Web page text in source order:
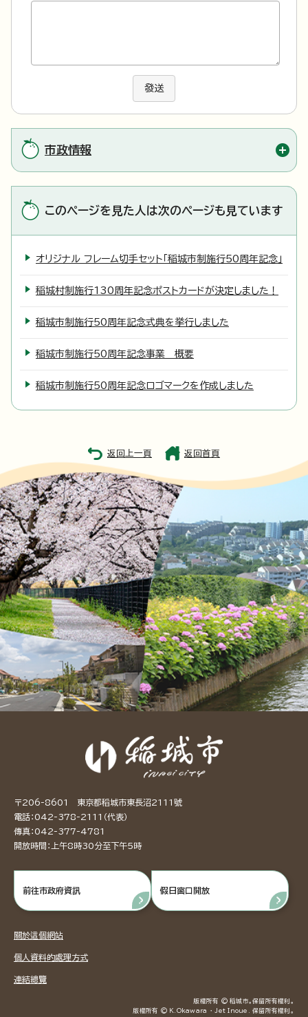
發送
市政情報
このページを見た人は次のページも見ています
オリジナル フレーム切手セット「稲城市制施行50周年記念」
稲城村制施行130周年記念ポストカードが決定しました！
稲城市制施行50周年記念式典を挙行しました
稲城市制施行50周年記念事業 概要
稲城市制施行50周年記念ロゴマークを作成しました
返回上一頁 返回首頁
〒206-8601 東京都稻城市東長沼2111號
電話：042-378-2111（代表）
傳真：042-377-4781
開放時間：上午8時30分至下午5時
前往市政府資訊 假日窗口開放
關於這個網站
個人資料的處理方式
連結總覽
版權所有 © 稻城市。保留所有權利。
版權所有 © K.Okawara ・ Jet Inoue. 保留所有權利。